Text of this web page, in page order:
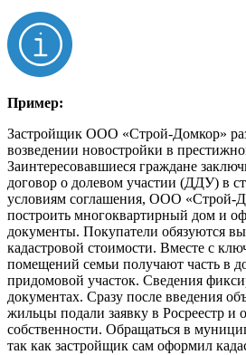
Пример:
Застройщик ООО «Строй-Домкор»
возведении новостройки в
Заинтересовавшиеся граждане
договор о долевом участии (ДДУ) в
условиям соглашения, ООО «Строй-
построить многоквартирный дом и
документы. Покупатели обязуются
кадастровой стоимости. Вместе с
помещений семьи получают часть в
придомовой участок. Сведения
документах. Сразу после введения
жильцы подали заявку в Росреестр и
собственности. Обращаться в
так как застройщик сам оформил